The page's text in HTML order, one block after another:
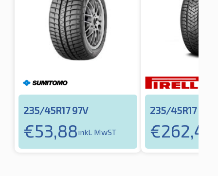
235/45R17 97V
€53,88inkl. MwST
235/45R17 97V
€262,40